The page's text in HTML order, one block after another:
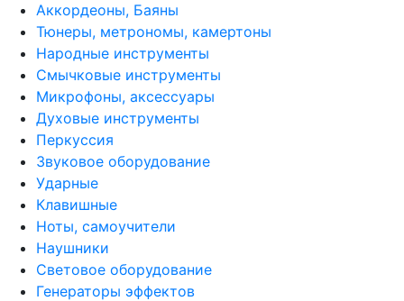
Аккордеоны, Баяны
Тюнеры, метрономы, камертоны
Народные инструменты
Смычковые инструменты
Микрофоны, аксессуары
Духовые инструменты
Перкуссия
Звуковое оборудование
Ударные
Клавишные
Ноты, самоучители
Наушники
Световое оборудование
Генераторы эффектов